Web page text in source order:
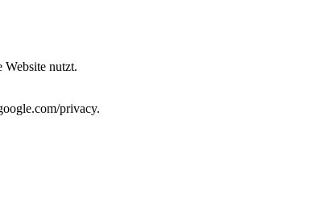
Website nutzt.
privacy.